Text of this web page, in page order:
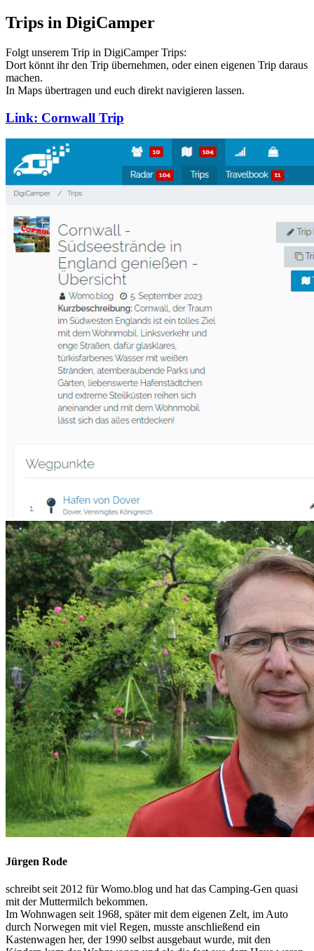
Trips in DigiCamper
Folgt unserem Trip in DigiCamper Trips:
Dort könnt ihr den Trip übernehmen, oder einen eigenen Trip daraus
machen.
In Maps übertragen und euch direkt navigieren lassen.
Link: Cornwall Trip
Jürgen Rode
schreibt seit 2012 für Womo.blog und hat das Camping-Gen quasi
mit der Muttermilch bekommen.
Im Wohnwagen seit 1968, später mit dem eigenen Zelt, im Auto
durch Norwegen mit viel Regen, musste anschließend ein
Kastenwagen her, der 1990 selbst ausgebaut wurde, mit den